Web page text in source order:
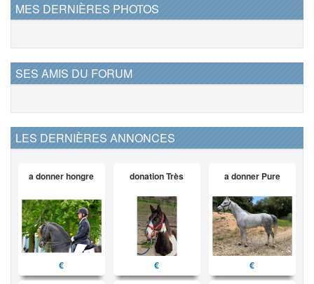
MES DERNIÈRES PHOTOS
SES AMIS DU FORUM
LES DERNIÈRES ANNONCES
a donner hongre
€
donation Très
€
a donner Pure
€